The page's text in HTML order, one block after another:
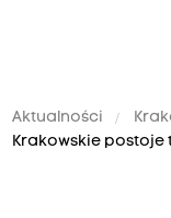
Aktualności
Krakowskie postoje